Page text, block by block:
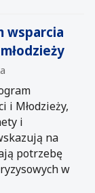
wsparcia
i Młodzieży,
i
na
potrzebę
w